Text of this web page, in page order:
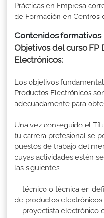
Prácticas en Empresa
de Formación en Centros
Contenidos formativos
Objetivos del curso FP
Electrónicos:
Los objetivos
Productos Electrónicos
adecuadamente para
Una vez conseguido el
tu carrera profesional se
puestos de trabajo del
cuyas actividades estén
las siguientes:
técnico o técnica en
de productos electrónicos
proyectista electrónico